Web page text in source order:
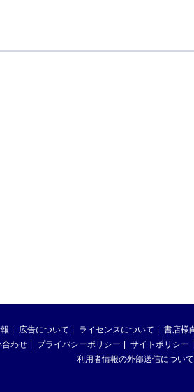
広告について ライセンスについて 書店様
合わせ プライバシーポリシー サイトポリシー
利用者情報の外部送信について